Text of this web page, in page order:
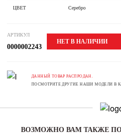
ЦВЕТ Серебро
АРТИКУЛ
0000002243
НЕТ В НАЛИЧИИ
ДАННЫЙ ТОВАР РАСПРОДАН.
ПОСМОТРИТЕ ДРУГИЕ НАШИ МОДЕЛИ В
ВОЗМОЖНО ВАМ ТАКЖЕ